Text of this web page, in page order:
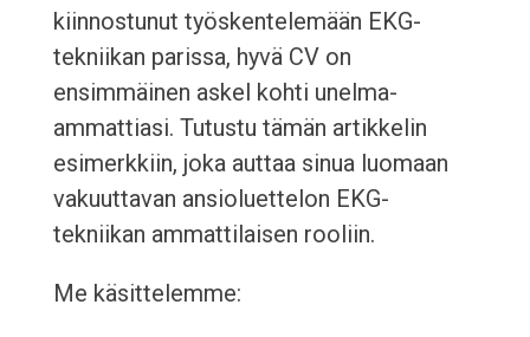
kiinnostunut työskentelemään EKG-
tekniikan parissa, hyvä CV on
ensimmäinen askel kohti unelma-
ammattiasi. Tutustu tämän artikkelin
esimerkkiin, joka auttaa sinua luomaan
vakuuttavan ansioluettelon EKG-
tekniikan ammattilaisen rooliin.
Me käsittelemme: